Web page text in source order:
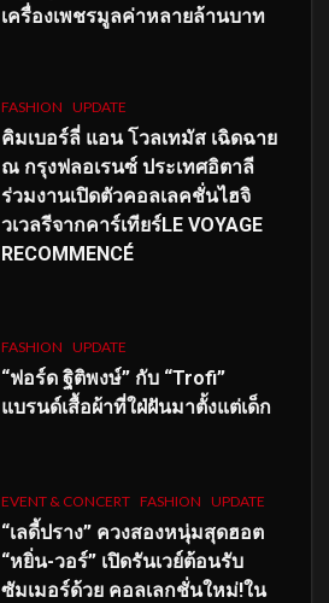
เครื่องเพชรมูลค่าหลายล้านบาท
FASHION UPDATE
คิมเบอร์ลี่ แอน โวลเทมัส เฉิดฉาย
ณ กรุงฟลอเรนซ์ ประเทศอิตาลี
ร่วมงานเปิดตัวคอลเลคชั่นไฮจิ
วเวลรีจากคาร์เทียร์LE VOYAGE
RECOMMENCÉ
FASHION UPDATE
“ฟอร์ด ฐิติพงษ์” กับ “Trofi”
แบรนด์เสื้อผ้าที่ใฝ่ฝันมาตั้งแต่เด็ก
EVENT & CONCERT FASHION UPDATE
“เลดี้ปราง” ควงสองหนุ่มสุดฮอต
“หยิ่น-วอร์” เปิดรันเวย์ต้อนรับ
ซัมเมอร์ด้วย คอลเลกชั่นใหม่!ใน